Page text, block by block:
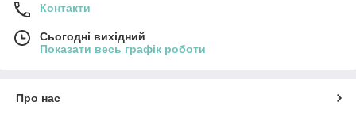
Контакти
Сьогодні вихідний
Показати весь графік роботи
Про нас